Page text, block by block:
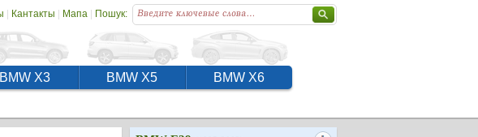
| Кантакты | Мапа| Пошук:
BMW X3 BMW X5 BMW X6